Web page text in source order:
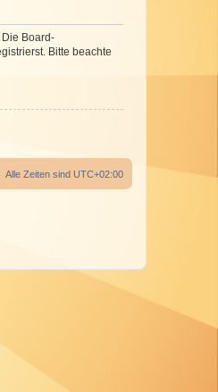
Board-
Bitte beachte
Alle Zeiten sind UTC+02:00